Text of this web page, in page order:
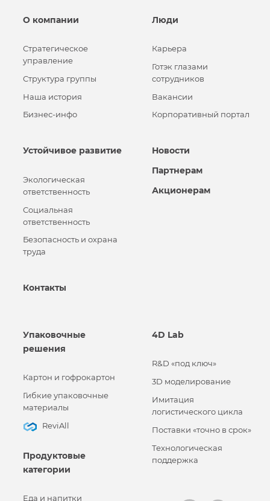
О компании
Стратегическое
управление
Структура группы
Наша история
Бизнес-инфо
Люди
Карьера
Готэк глазами
сотрудников
Вакансии
Корпоративный портал
Устойчивое развитие
Экологическая
ответственность
Социальная
ответственность
Безопасность и охрана
труда
Новости
Партнерам
Акционерам
Контакты
Упаковочные
решения
Картон и гофрокартон
Гибкие упаковочные
материалы
ReviAll
Продуктовые
категории
Еда и напитки
4D Lab
R&D «под ключ»
3D моделирование
Имитация
логистического цикла
Поставки «точно в срок»
Технологическая
поддержка